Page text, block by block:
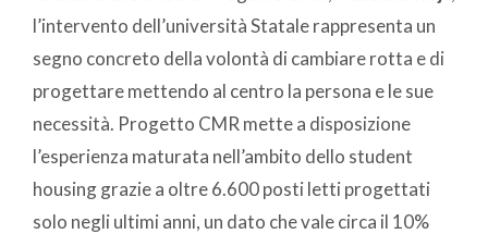
l’intervento dell’università Statale rappresenta un
segno concreto della volontà di cambiare rotta e di
progettare mettendo al centro la persona e le sue
necessità. Progetto CMR mette a disposizione
l’esperienza maturata nell’ambito dello student
housing grazie a oltre 6.600 posti letti progettati
solo negli ultimi anni, un dato che vale circa il 10%